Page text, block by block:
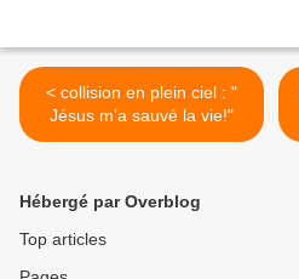
< collision en plein ciel : "
Jésus m’a sauvé la vie!"
Hébergé par Overblog
Top articles